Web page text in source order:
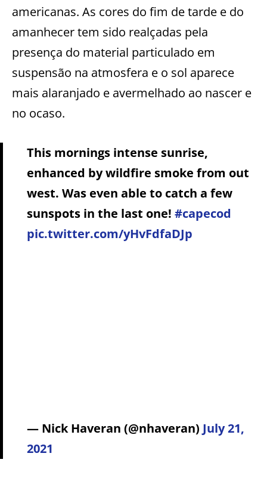
americanas. As cores do fim de tarde e do
amanhecer tem sido realçadas pela
presença do material particulado em
suspensão na atmosfera e o sol aparece
mais alaranjado e avermelhado ao nascer e
no ocaso.
This mornings intense sunrise,
enhanced by wildfire smoke from out
west. Was even able to catch a few
sunspots in the last one! #capecod
pic.twitter.com/yHvFdfaDJp
— Nick Haveran (@nhaveran) July 21,
2021